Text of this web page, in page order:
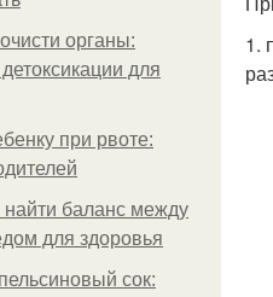
органы:
для
при рвоте:
найти баланс между
для здоровья
сок:
1.